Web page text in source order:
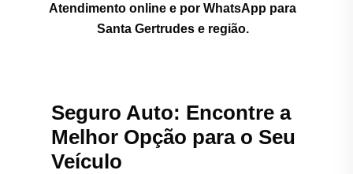
Atendimento online e por WhatsApp para
Santa Gertrudes e região.
Seguro Auto: Encontre a
Melhor Opção para o Seu
Veículo